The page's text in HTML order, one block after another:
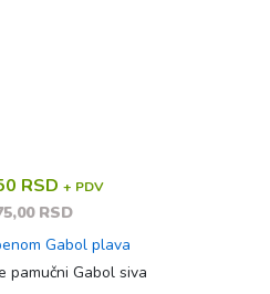
RSD + PDV
RSD
Gabol plava